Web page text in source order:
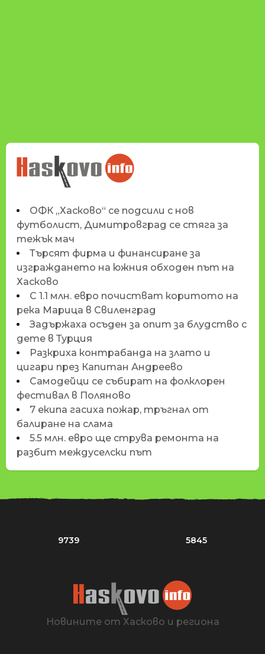
НОВИНИТЕ НА
HASKOVO.INFO
ОФК „Хасково“ се подсили с нов
футболист, Димитровград се стяга за
тежък мач
Търсят фирма и финансиране за
изграждането на южния обходен път на
Хасково
С 1.1 млн. евро почистват коритото на
река Марица в Свиленград
Задържаха осъден за опит за блудство с
дете в Турция
Разкриха контрабанда на злато и
цигари през Капитан Андреево
Самодейци се събират на фолклорен
фестивал в Поляново
7 екипа гасиха пожар, тръгнал от
балиране на слама
5.5 млн. евро ще струва ремонта на
разбит междуселски път
9739 5845
Новините от Хасково и региона